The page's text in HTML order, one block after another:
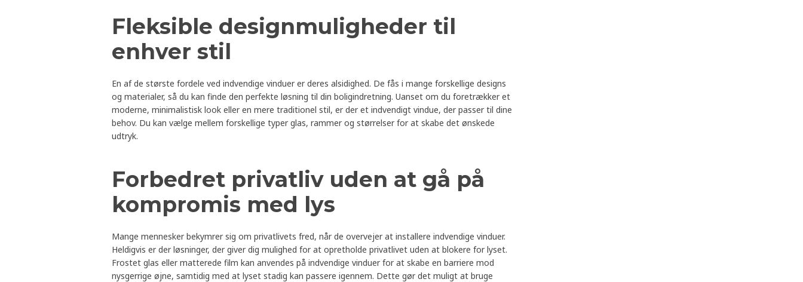
Fleksible designmuligheder til
enhver stil
En af de største fordele ved indvendige vinduer er deres alsidighed. De fås i mange forskellige designs
og materialer, så du kan finde den perfekte løsning til din boligindretning. Uanset om du foretrækker et
moderne, minimalistisk look eller en mere traditionel stil, er der et indvendigt vindue, der passer til dine
behov. Du kan vælge mellem forskellige typer glas, rammer og størrelser for at skabe det ønskede
udtryk.
Forbedret privatliv uden at gå på
kompromis med lys
Mange mennesker bekymrer sig om privatlivets fred, når de overvejer at installere indvendige vinduer.
Heldigvis er der løsninger, der giver dig mulighed for at opretholde privatlivet uden at blokere for lyset.
Frostet glas eller matterede film kan anvendes på indvendige vinduer for at skabe en barriere mod
nysgerrige øjne, samtidig med at lyset stadig kan passere igennem. Dette gør det muligt at bruge